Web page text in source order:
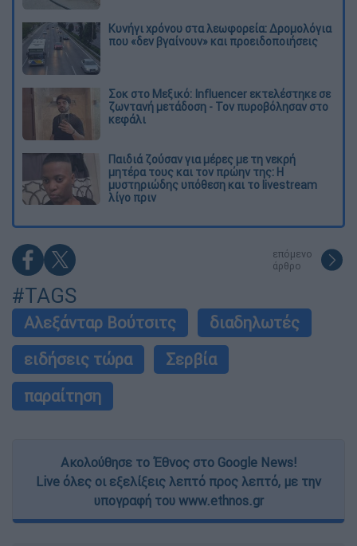
Κυνήγι χρόνου στα λεωφορεία: Δρομολόγια
που «δεν βγαίνουν» και προειδοποιήσεις
Σοκ στο Μεξικό: Influencer εκτελέστηκε σε
ζωντανή μετάδοση - Τον πυροβόλησαν στο
κεφάλι
Παιδιά ζούσαν για μέρες με τη νεκρή
μητέρα τους και τον πρώην της: Η
μυστηριώδης υπόθεση και το livestream
λίγο πριν
επόμενο
άρθρο
#TAGS
Αλεξάνταρ Βούτσιτς
διαδηλωτές
ειδήσεις τώρα
Σερβία
παραίτηση
Ακολούθησε το Έθνος στο Google News!
Live όλες οι εξελίξεις λεπτό προς λεπτό, με την
υπογραφή του www.ethnos.gr